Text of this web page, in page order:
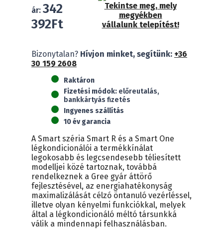
ár: 342
392Ft
GWH12AOCXB-
K6DNA2C
Smart
(3,5kW)
mennyiség
Tekintse meg, mely
megyékben
vállalunk telepítést!
Bizonytalan? Hívjon minket, segítünk: +36
30 159 2608
Raktáron
Fizetési módok: előreutalás,
bankkártyás fizetés
Ingyenes szállítás
10 év garancia
A Smart széria Smart R és a Smart One
légkondicionálói a termékkínálat
legokosabb és legcsendesebb téliesített
modelljei közé tartoznak, továbbá
rendelkeznek a Gree gyár áttörő
fejlesztésével, az energiahatékonyság
maximalizálását célzó öntanuló vezérléssel,
illetve olyan kényelmi funkciókkal, melyek
által a légkondicionáló méltó társunkká
válik a mindennapi felhasználásban.